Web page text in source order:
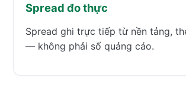
Spread đo thực
Spread ghi trực tiếp từ nền tảng,
— không phải số quảng cáo.